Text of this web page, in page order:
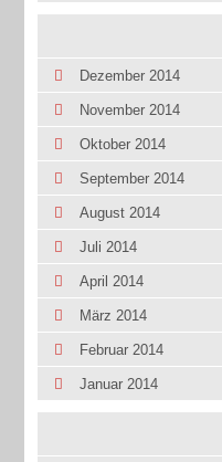
Dezember 2014
November 2014
Oktober 2014
September 2014
August 2014
Juli 2014
April 2014
März 2014
Februar 2014
Januar 2014